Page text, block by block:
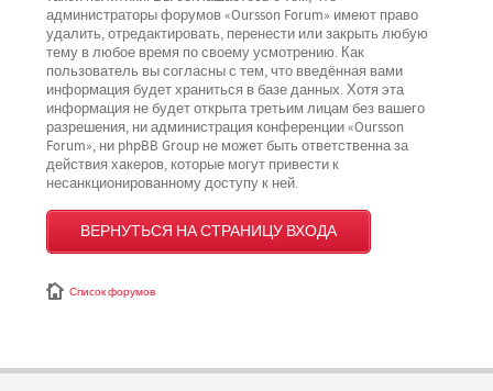
администраторы форумов «Oursson Forum» имеют право
удалить, отредактировать, перенести или закрыть любую
тему в любое время по своему усмотрению. Как
пользователь вы согласны с тем, что введённая вами
информация будет храниться в базе данных. Хотя эта
информация не будет открыта третьим лицам без вашего
разрешения, ни администрация конференции «Oursson
Forum», ни phpBB Group не может быть ответственна за
действия хакеров, которые могут привести к
несанкционированному доступу к ней.
ВЕРНУТЬСЯ НА СТРАНИЦУ ВХОДА
Список форумов